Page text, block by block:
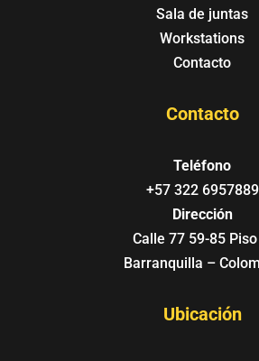
Sala de juntas
Workstations
Contacto
Contacto
Teléfono
+57 322 6957889
Dirección
Calle 77 59-85
Barranquilla –
Ubicación